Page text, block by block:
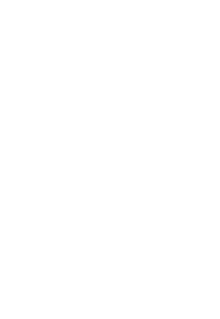
auf den Weg zu unserer Einsteigertour.
Tauchgang stattfinden sollte. Auf dem
den Tag kann es ja nur so weiter gehen. In
für einen stationären Tauchgang, darunter
weiteren Schwärme bewundert hatten.
wir eine kleine Mittagspause. Wir
bis die Glocke wieder klingelte und das kann
Ham. Diesmal entschieden sich alle für einen
einen dringenden Termin im Blauwasser
ein Adlerrochen zog anmutig seine Bahnen.
Die Strömung drückte uns aber
Wir ließen uns über das Plateau treiben und
mit Kind, die auf einem Ausflug unterwegs
schwammen, die aussah, als hätten